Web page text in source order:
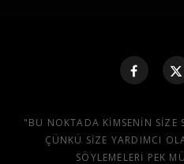
"BU NOKTADA KIMSENIN SIZE
ÇÜNKÜ SIZE YARDIMCI
SÖYLEMELERI PEK